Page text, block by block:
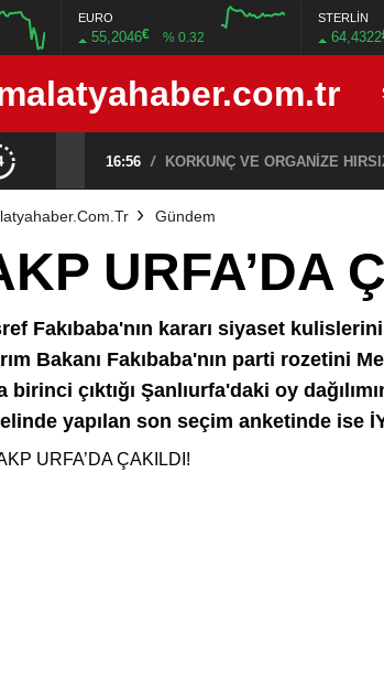
EURO
55,2046€ % 0.32
STERLİN
64,4322
16:56 / KORKUNÇ VE ORGANİZE
Gündem
URFA’DA
Fakıbaba'nın kararı siyaset
Bakanı Fakıbaba'nın parti rozetini
birinci çıktığı Şanlıurfa'daki oy
yapılan son seçim anketinde ise